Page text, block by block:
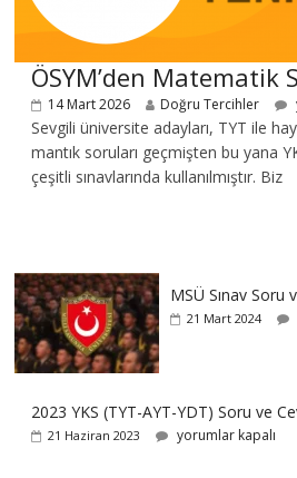
ÖSYM’den Matematik
14 Mart 2026 Doğru Tercihler
Sevgili üniversite adayları, TYT ile
mantık soruları geçmişten bu yana
çeşitli sınavlarında kullanılmıştır. Biz
MSÜ Sınav Soru
21 Mart 2024
2023 YKS (TYT-AYT-YDT) Soru ve
21 Haziran 2023 yorumlar kapalı